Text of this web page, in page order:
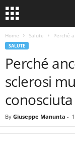
Home Salute Perché
SALUTE
Perché
sclerosi
conosciuta
By Giuseppe Manunta -